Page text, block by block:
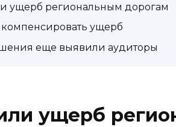
ущерб региональным дорогам
компенсировать ущерб
еще выявили аудиторы
ущерб